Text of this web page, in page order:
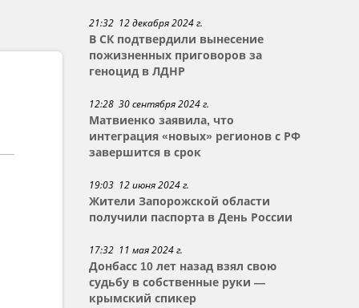
21:32 12 декабря 2024 г.
В СК подтвердили вынесение
пожизненных приговоров за
геноцид в ЛДНР
12:28 30 сентября 2024 г.
Матвиенко заявила, что
интеграция «новых» регионов с РФ
завершится в срок
19:03 12 июня 2024 г.
Жители Запорожской области
получили паспорта в День России
17:32 11 мая 2024 г.
Донбасс 10 лет назад взял свою
судьбу в собственные руки —
крымский спикер